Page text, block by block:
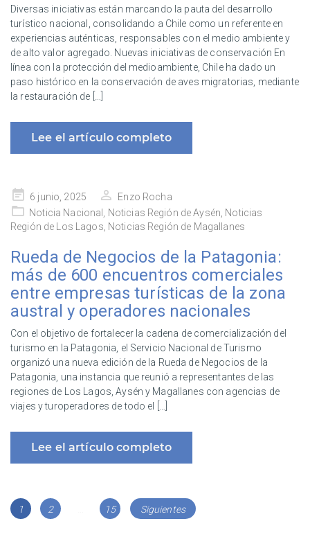
Diversas iniciativas están marcando la pauta del desarrollo
turístico nacional, consolidando a Chile como un referente en
experiencias auténticas, responsables con el medio ambiente y
de alto valor agregado. Nuevas iniciativas de conservación En
línea con la protección del medioambiente, Chile ha dado un
paso histórico en la conservación de aves migratorias, mediante
la restauración de […]
Lee el artículo completo
Publicado
en
6 junio, 2025
Enzo Rocha
Noticia Nacional
Noticias Región de Aysén Noticias
Región de Los Lagos Noticias Región de Magallanes
Rueda de Negocios de la Patagonia:
más de 600 encuentros comerciales
entre empresas turísticas de la zona
austral y operadores nacionales
Con el objetivo de fortalecer la cadena de comercialización del
turismo en la Patagonia, el Servicio Nacional de Turismo
organizó una nueva edición de la Rueda de Negocios de la
Patagonia, una instancia que reunió a representantes de las
regiones de Los Lagos, Aysén y Magallanes con agencias de
viajes y turoperadores de todo el […]
Lee el artículo completo
Navegación
de
Página
1 Página
2 Página
15 Siguientes